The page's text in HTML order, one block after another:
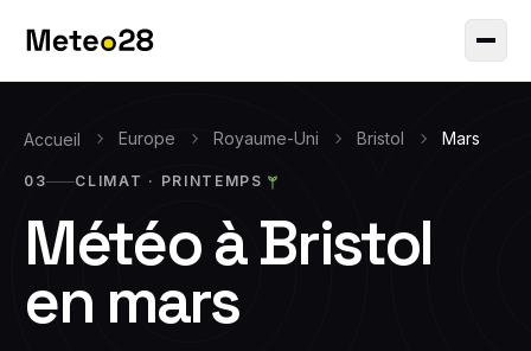
Accueil Europe Royaume-Uni Bristol Mars
03 CLIMAT · PRINTEMPS
Météo àBristol
en mars